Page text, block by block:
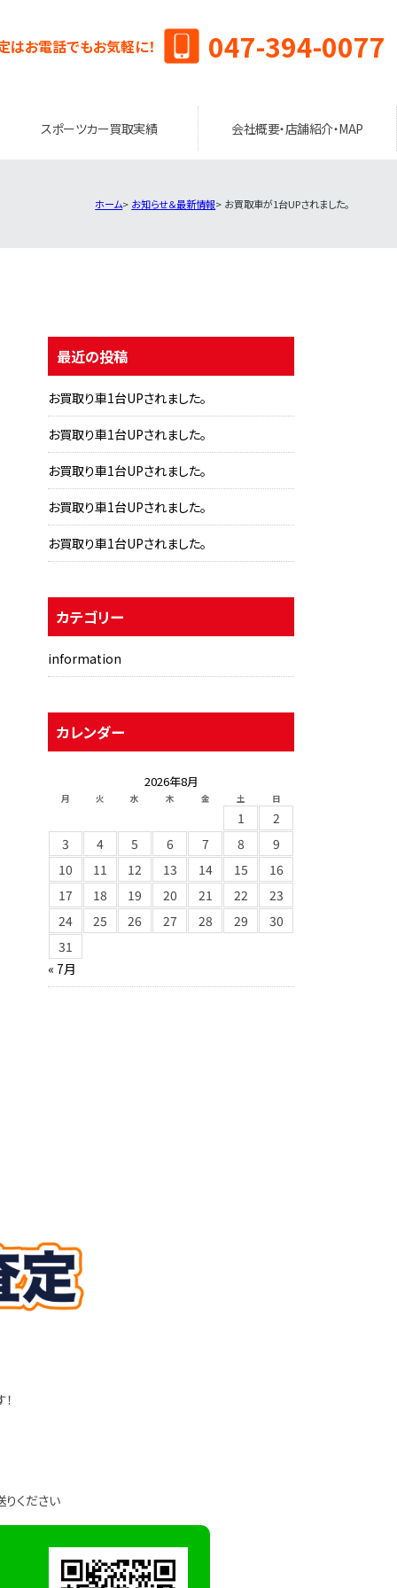
はお電話でもお気軽に！ 047-394-0077
スポーツカー買取実績 会社概要・店舗紹介・MAP
ホーム お知らせ＆最新情報 お買取車が1台UPされました。
最近の投稿
お買取り車1台UPされました。
お買取り車1台UPされました。
お買取り車1台UPされました。
お買取り車1台UPされました。
お買取り車1台UPされました。
カテゴリー
information
カレンダー
2026年8月
月 火 水 木 金 土 日
1
2
3
4 5 6 7 8
9
10
11 12 13 14 15
16
17
18 19 20 21 22
23
24
25 26 27 28 29
30
31
« 7月
ください